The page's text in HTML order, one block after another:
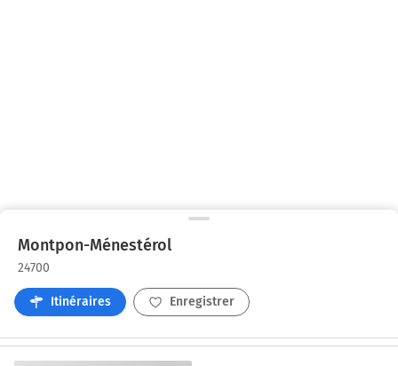
Montpon-Ménestérol
24700
Itinéraires Enregistrer